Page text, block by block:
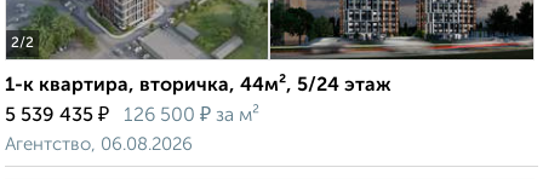
2/2
1-к квартира, вторичка, 44м², 5/24 этаж
5 539 435 ₽ 126 500 ₽ за м²
Агентство, 06.08.2026